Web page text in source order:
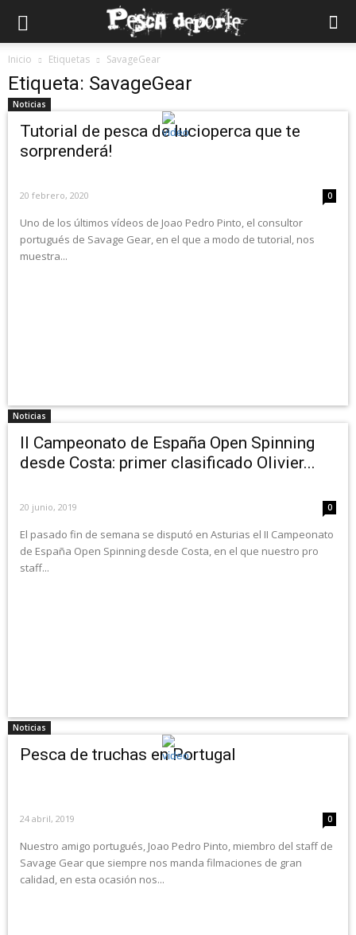
Inicio Etiquetas SavageGear
Etiqueta: SavageGear
Noticias
Tutorial de pesca de lucioperca que te
sorprenderá!
20 febrero, 2020 0
Uno de los últimos vídeos de Joao Pedro Pinto, el consultor
portugués de Savage Gear, en el que a modo de tutorial, nos
muestra...
Noticias
II Campeonato de España Open Spinning
desde Costa: primer clasificado Olivier...
20 junio, 2019 0
El pasado fin de semana se disputó en Asturias el II Campeonato
de España Open Spinning desde Costa, en el que nuestro pro
staff...
Noticias
Pesca de truchas en Portugal
24 abril, 2019 0
Nuestro amigo portugués, Joao Pedro Pinto, miembro del staff de
Savage Gear que siempre nos manda filmaciones de gran
calidad, en esta ocasión nos...